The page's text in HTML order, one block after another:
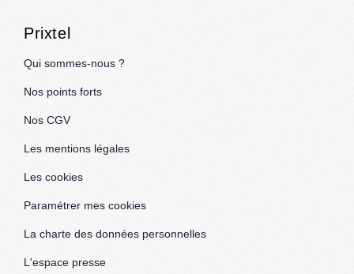
Prixtel
Qui sommes-nous ?
Nos points forts
Nos CGV
Les mentions légales
Les cookies
Paramétrer mes cookies
La charte des données personnelles
L'espace presse